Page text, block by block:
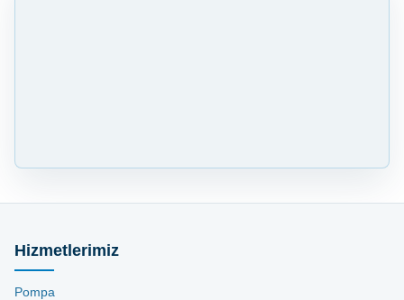
Hizmetlerimiz
Pompa